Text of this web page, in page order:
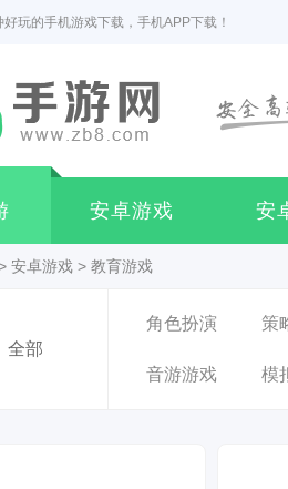
玩的手机游戏下载，手机APP下载！
安卓游戏 安
安卓游戏 > 教育游戏
全部
角色扮演 策
音游游戏 模